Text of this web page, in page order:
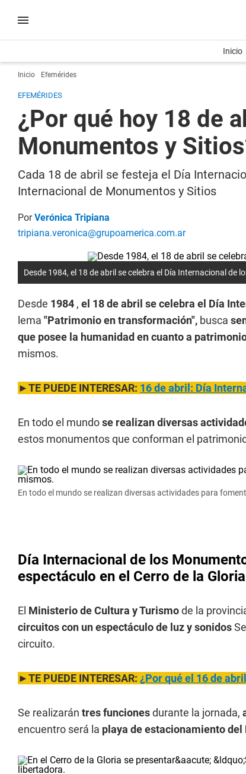
Inicio
Inicio Efemérides
EFEMÉRIDES
¿Por qué hoy 18 de
Monumentos y
Cada 18 de abril se festeja el Día
Internacional de Monumentos y Sitios
PorVerónica Tripiana
tripiana.veronica@grupoamerica.com.ar
Desde 1984, el 18 de abril se celebra el Día Internacional de
Desde 1984 , el 18 de abril se celebra el Día
lema "Patrimonio en transformación", busca
que posee la humanidad en cuanto a
mismos.
►TE PUEDE INTERESAR: 16 de abril: Día
En todo el mundose realizan diversas
estos monumentos que conforman el
En todo el mundo se realizan diversas actividades para
Día Internacional de los
espectáculo en el Cerro de la Gloria
El Ministerio de Cultura y Turismode la
circuitos con un espectáculo de luz y sonidos
circuito.
►TE PUEDE INTERESAR: ¿Por qué el 16 de
Se realizarán tres funcionesdurante la jornada,
encuentro será la playa de estacionamiento del